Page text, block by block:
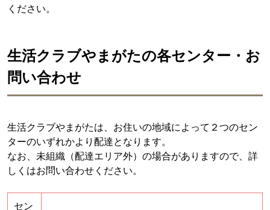
ください。
生活クラブやまがたの各センター・お
問い合わせ
生活クラブやまがたは、お住いの地域によって２つのセン
ターのいずれかより配達となります。
なお、未組織（配達エリア外）の場合がありますので、詳
しくはお問い合わせください。
セン